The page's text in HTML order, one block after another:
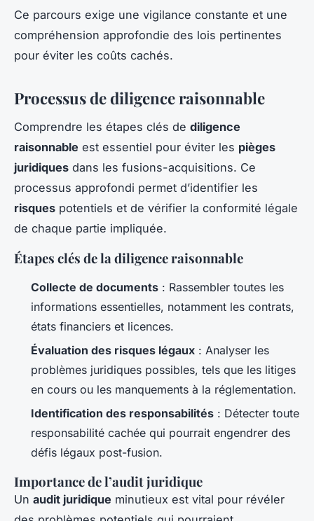
Ce parcours exige une vigilance constante et une
compréhension approfondie des lois pertinentes
pour éviter les coûts cachés.
Processus de diligence raisonnable
Comprendre les étapes clés de diligence
raisonnable est essentiel pour éviter les pièges
juridiques dans les fusions-acquisitions. Ce
processus approfondi permet d’identifier les
risques potentiels et de vérifier la conformité légale
de chaque partie impliquée.
Étapes clés de la diligence raisonnable
Collecte de documents : Rassembler toutes les
informations essentielles, notamment les contrats,
états financiers et licences.
Évaluation des risques légaux : Analyser les
problèmes juridiques possibles, tels que les litiges
en cours ou les manquements à la réglementation.
Identification des responsabilités : Détecter toute
responsabilité cachée qui pourrait engendrer des
défis légaux post-fusion.
Importance de l’audit juridique
Un audit juridique minutieux est vital pour révéler